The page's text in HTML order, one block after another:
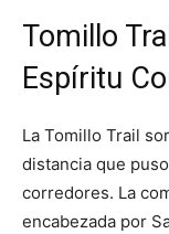
Tomillo
Espíritu
La Tomillo Trail
distancia que
corredores. La
encabezada por